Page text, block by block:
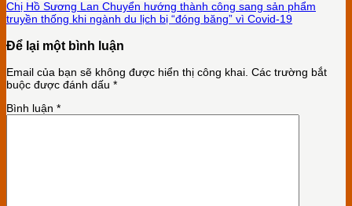
Chị Hồ Sương Lan Chuyển hướng thành công sang sản phẩm
truyền thống khi ngành du lịch bị “đóng băng” vì Covid-19
Để lại một bình luận
Email của bạn sẽ không được hiển thị công khai. Các trường bắt
buộc được đánh dấu *
Bình luận *